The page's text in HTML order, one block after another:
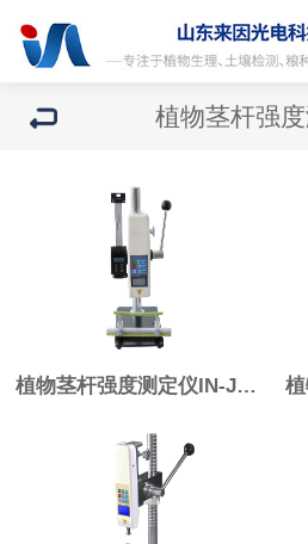
植物茎杆强
植物茎杆强度测定仪IN-JG2B